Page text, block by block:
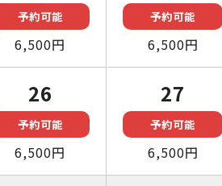
予約可能
6,500円
予約可能
6,500円
26
予約可能
6,500円
27
予約可能
6,500円